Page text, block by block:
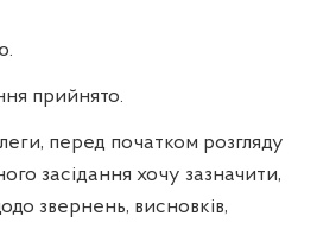
прийнято.
перед початком розгляду
засідання хочу зазначити,
звернень, висновків,